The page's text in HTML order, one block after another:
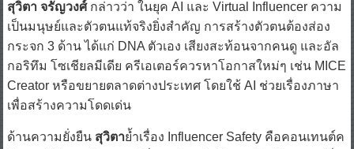
เป็นมนุษย์และตัวตนแท้จริงยิ่งสำคัญ การสร้างตัวตนต้องส่อง
กระจก 3 ด้าน ได้แก่ DNA ตัวเอง เสียงสะท้อนจากคนดู และอัล
กอริทึม โซเชียลมีเดีย ครีเอเตอร์ควรหาโอกาสใหม่ๆ เช่น MICE
Creator หรือขยายตลาดต่างประเทศ โดยใช้ AI ช่วยเรื่องภาษา
เพื่อสร้างความโดดเด่น
รีเอเตอร์ต้องระวังแบรนด์ที่อาจชักจูงไปในทางผิดจริยธรรม ซึ่ง